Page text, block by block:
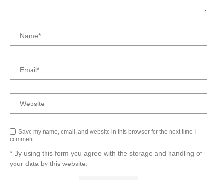
Save my name, email, and website in this browser for the next time I
comment.
* By using this form you agree with the storage and handling of
your data by this website.